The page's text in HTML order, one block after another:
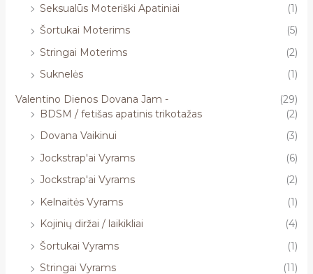
Seksualūs Moteriški Apatiniai
(1)
Šortukai Moterims
(5)
Stringai Moterims
(2)
Suknelės
(1)
Valentino Dienos Dovana Jam -
(29)
BDSM / fetišas apatinis trikotažas
(2)
Dovana Vaikinui
(3)
Jockstrap'ai Vyrams
(6)
Jockstrap'ai Vyrams
(2)
Kelnaitės Vyrams
(1)
Kojinių diržai / laikikliai
(4)
Šortukai Vyrams
(1)
Stringai Vyrams
(11)